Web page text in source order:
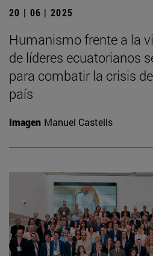
20 | 06 | 2025
Humanismo frente a la
de líderes ecuatorianos
para combatir la crisis
país
Imagen Manuel Castells